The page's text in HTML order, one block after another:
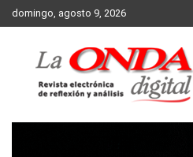
Skip
to
domingo, agosto 9, 2026